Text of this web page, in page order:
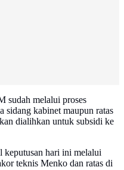
sudah melalui proses
sidang kabinet maupun ratas
dialihkan untuk subsidi ke
keputusan hari ini melalui
teknis Menko dan ratas di